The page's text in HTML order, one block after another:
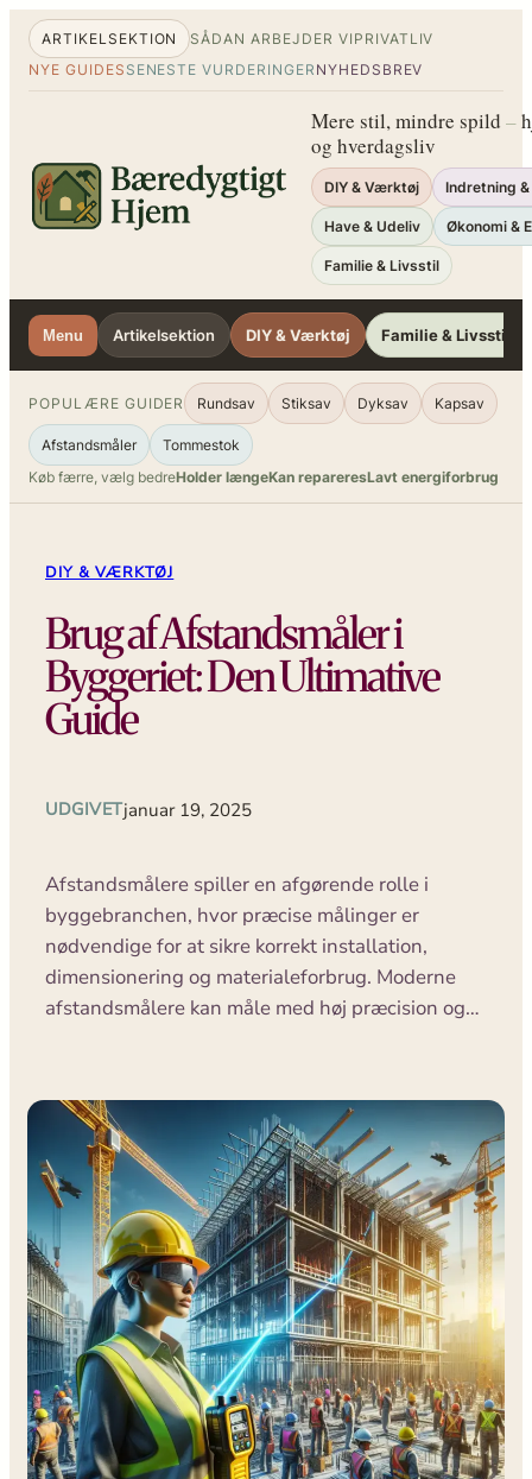
Spring
indhold
ARTIKELSEKTION SÅDAN ARBEJDER VI PRIVATLIV
NYE GUIDES SENESTE VURDERINGER NYHEDSBREV
Mere stil, mindre spild –
og hverdagsliv
DIY & Værktøj Indretning
Have & Udeliv Økonomi &
Familie & Livsstil
Menu Artikelsektion DIY & Værktøj Familie & Livsstil
POPULÆRE GUIDER Rundsav Stiksav Dyksav Kapsav
Afstandsmåler
Tommestok
Køb færre, vælg bedreHolder længeKan repareresLavt energiforbrug
DIY & VÆRKTØJ
Brug af Afstandsmåler i
Byggeriet: Den Ultimative
Guide
UDGIVETjanuar 19, 2025
Afstandsmålere spiller en afgørende rolle i
byggebranchen, hvor præcise målinger er
nødvendige for at sikre korrekt installation,
dimensionering og materialeforbrug. Moderne
afstandsmålere kan måle med høj præcision og…